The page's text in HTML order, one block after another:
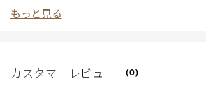
もっと見る
カスタマーレビュー (0)